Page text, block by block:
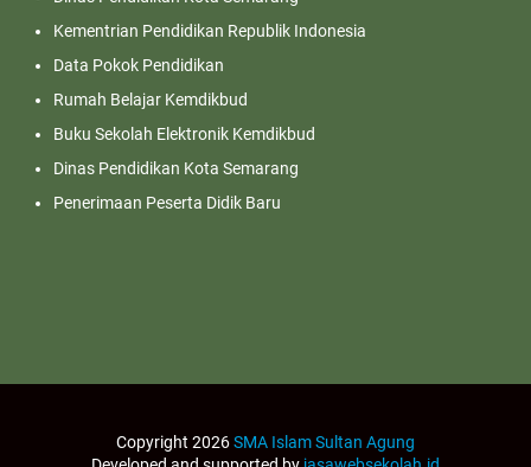
Kementrian Pendidikan Republik Indonesia
Data Pokok Pendidikan
Rumah Belajar Kemdikbud
Buku Sekolah Elektronik Kemdikbud
Dinas Pendidikan Kota Semarang
Penerimaan Peserta Didik Baru
Copyright 2026SMA Islam Sultan Agung